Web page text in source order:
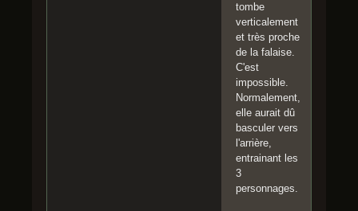
tombe
verticalement
et très proche
de la falaise.
C'est
impossible.
Normalement,
elle aurait dû
basculer vers
l'arrière,
entrainant les
3
personnages.